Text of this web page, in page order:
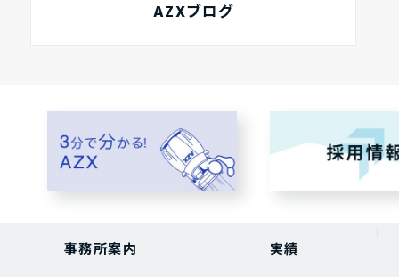
AZXブログ
事務所案内 実績